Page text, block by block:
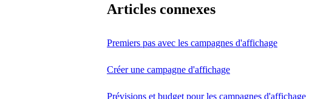
Articles connexes
Premiers pas avec les campagnes d'affichage
Créer une campagne d'affichage
Prévisions et budget pour les campagnes d'affichage